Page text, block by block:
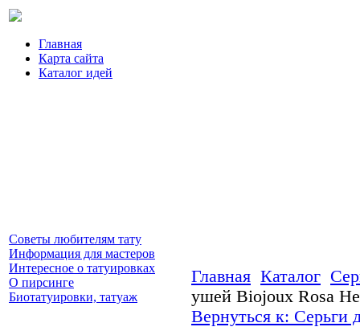
Главная
Карта сайта
Каталог идей
Советы любителям тату
Информация для мастеров
Интересное о татуировках
О пирсинге
Биотатуировки, татуаж
Главная Каталог
ушей Biojoux Rosa
Вернуться к: Серьги